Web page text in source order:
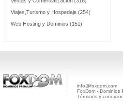
Viajes,Turismo y Hospedaje (254)
Web Hosting y Dominios (151)
info@foxdom.com
FoxDom - Dominios
Términos y